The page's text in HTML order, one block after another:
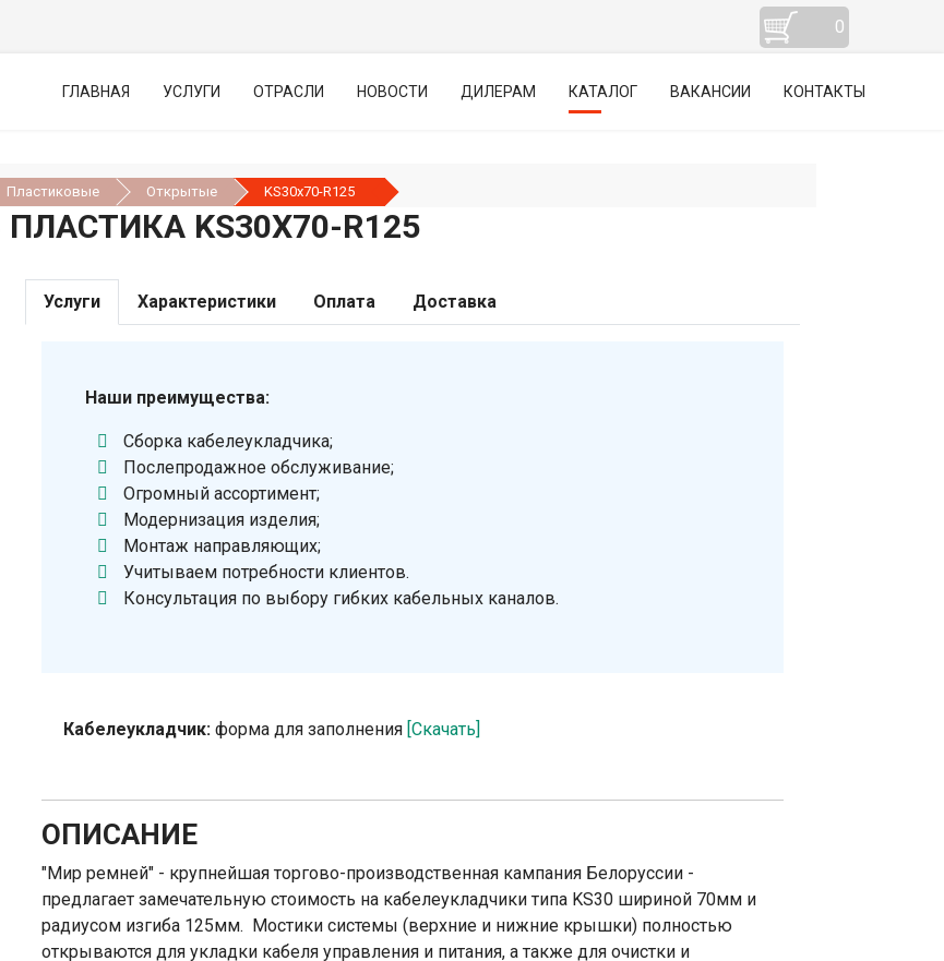
0
ГЛАВНАЯ УСЛУГИ ОТРАСЛИ НОВОСТИ ДИЛЕРАМ КАТАЛОГ ВАКАНСИИ КОНТАКТЫ
Пластиковые Открытые KS30х70-R125
KS30Х70-R125
Услуги Характеристики Оплата Доставка
Наши преимущества:
Сборка кабелеукладчика;
Послепродажное обслуживание;
Огромный ассортимент;
Модернизация изделия;
Монтаж направляющих;
Учитываем потребности клиентов.
Консультация по выбору гибких кабельных каналов.
Кабелеукладчик: форма для заполнения [Скачать]
ОПИСАНИЕ
"Мир ремней" - крупнейшая торгово-производственная кампания Белоруссии -
предлагает замечательную стоимость на кабелеукладчики типа KS30 шириной 70мм и
радиусом изгиба 125мм. Мостики системы (верхние и нижние крышки) полностью
открываются для укладки кабеля управления и питания, а также для очистки и